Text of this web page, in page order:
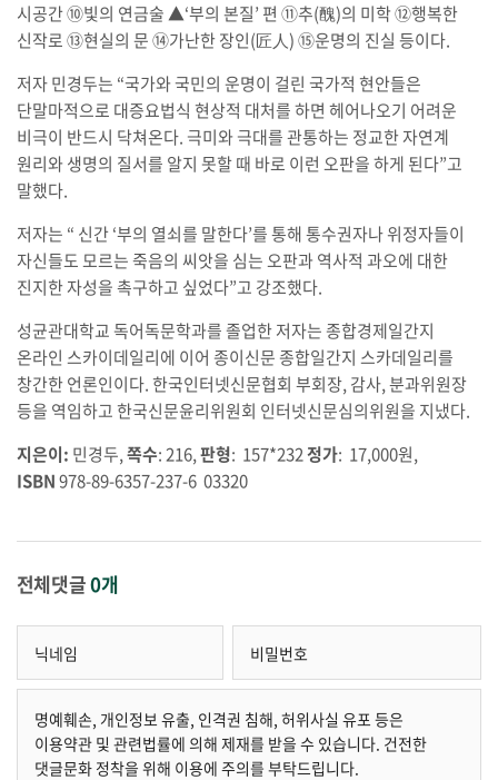
시공간 ⑩빛의 연금술 ▲‘부의 본질’ 편 ⑪추(醜)의 미학 ⑫행복한
신작로 ⑬현실의 문 ⑭가난한 장인(匠人) ⑮운명의 진실 등이다.
저자 민경두는 “국가와 국민의 운명이 걸린 국가적 현안들은
단말마적으로 대증요법식 현상적 대처를 하면 헤어나오기 어려운
비극이 반드시 닥쳐온다. 극미와 극대를 관통하는 정교한 자연계
원리와 생명의 질서를 알지 못할 때 바로 이런 오판을 하게 된다”고
말했다.
저자는 “ 신간 ‘부의 열쇠를 말한다’를 통해 통수권자나 위정자들이
자신들도 모르는 죽음의 씨앗을 심는 오판과 역사적 과오에 대한
진지한 자성을 촉구하고 싶었다”고 강조했다.
성균관대학교 독어독문학과를 졸업한 저자는 종합경제일간지
온라인 스카이데일리에 이어 종이신문 종합일간지 스카데일리를
창간한 언론인이다. 한국인터넷신문협회 부회장, 감사, 분과위원장
등을 역임하고 한국신문윤리위원회 인터넷신문심의위원을 지냈다.
지은이: 민경두,쪽수: 216,판형: 157*232정가: 17,000원,
ISBN978-89-6357-237-6 03320
전체댓글0개